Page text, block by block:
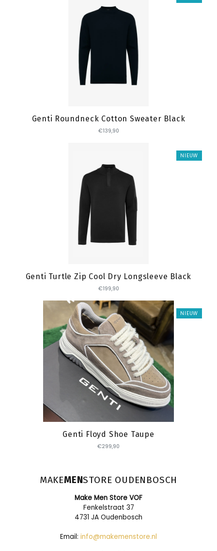
Genti Roundneck Cotton Sweater Black
€139,90
NIEUW
Genti Turtle Zip Cool Dry Longsleeve Black
€199,90
NIEUW
Toevoegen
Genti Floyd Shoe Taupe
€299,90
MAKEMENSTORE OUDENBOSCH
Make Men Store VOF
Fenkelstraat 37
4731 JA Oudenbosch
Email: info@makemenstore.nl